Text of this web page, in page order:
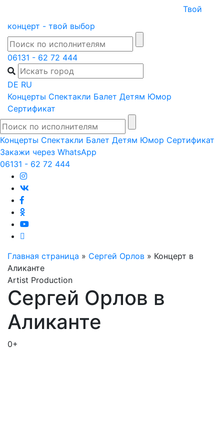
content
Твой
концерт - твой выбор
06131 - 62 72 444
DE RU
Концерты Спектакли Балет Детям Юмор
Сертификат
Концерты Спектакли Балет Детям Юмор Сертификат
Закажи через WhatsApp
06131 - 62 72 444
Главная страница » Сергей Орлов » Концерт в
Аликанте
Artist Production
Сергей Орлов в
Аликанте
0+